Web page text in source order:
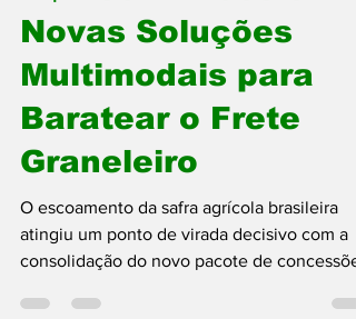
R$ 289 Bilhões e
Novas Soluções
Multimodais para
Baratear o Frete
Graneleiro
O escoamento da safra agrícola brasileira
atingiu um ponto de virada decisivo com a
consolidação do novo pacote de